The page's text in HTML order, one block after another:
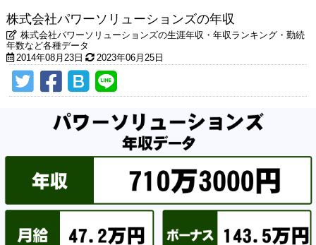
株式会社パワーソリューションズの年収
株式会社パワーソリューションズの生涯年収・年収ランキング・勤続
年数など各種データ
2014年08月23日
2023年06月25日